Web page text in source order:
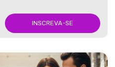
INSCREVA-SE